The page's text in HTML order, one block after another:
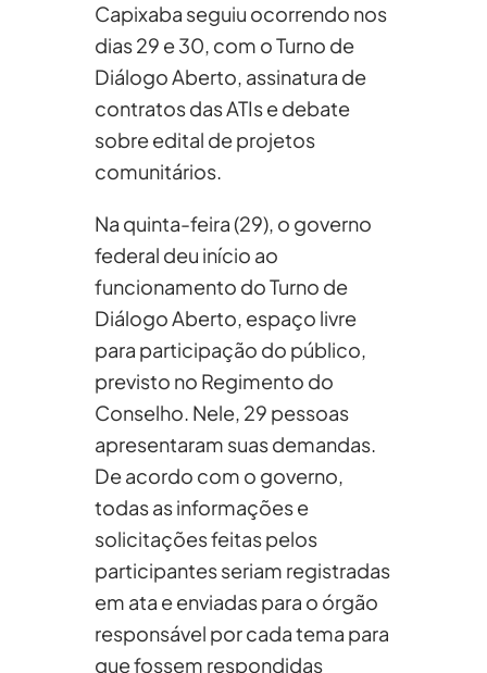
Capixaba seguiu ocorrendo nos
dias 29 e 30, com o Turno de
Diálogo Aberto, assinatura de
contratos das ATIs e debate
sobre edital de projetos
comunitários.
Na quinta-feira (29), o governo
federal deu início ao
funcionamento do Turno de
Diálogo Aberto, espaço livre
para participação do público,
previsto no Regimento do
Conselho. Nele, 29 pessoas
apresentaram suas demandas.
De acordo com o governo,
todas as informações e
solicitações feitas pelos
participantes seriam registradas
em ata e enviadas para o órgão
responsável por cada tema para
que fossem respondidas